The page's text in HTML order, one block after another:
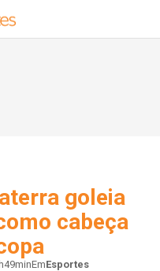
goleia
cabeça
EmEsportes